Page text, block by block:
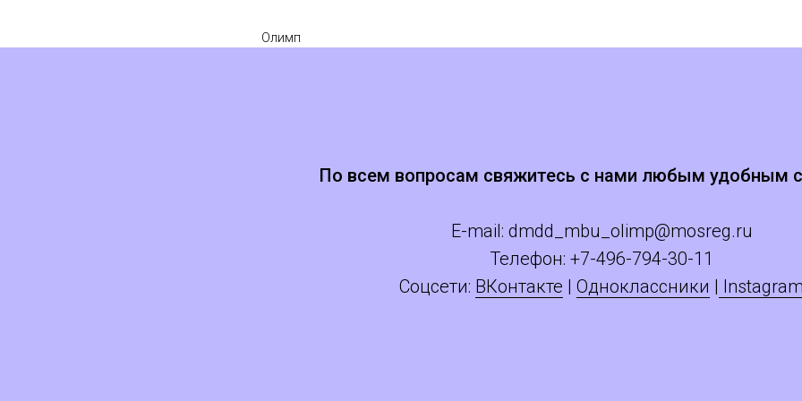
Олимп
По всем вопросам свяжитесь с нами любым удобным
E-mail: dmdd_mbu_olimp@mosreg.ru
Телефон: +7-496-794-30-11
Соцсети: ВКонтакте | Одноклассники | Instagram